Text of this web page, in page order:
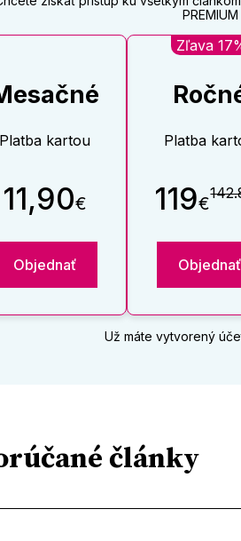
PREMIUM
Platba kartou
11,90€
Objednať
Zľava
Platba
119€
Objednať
Už máte vytvorený
články